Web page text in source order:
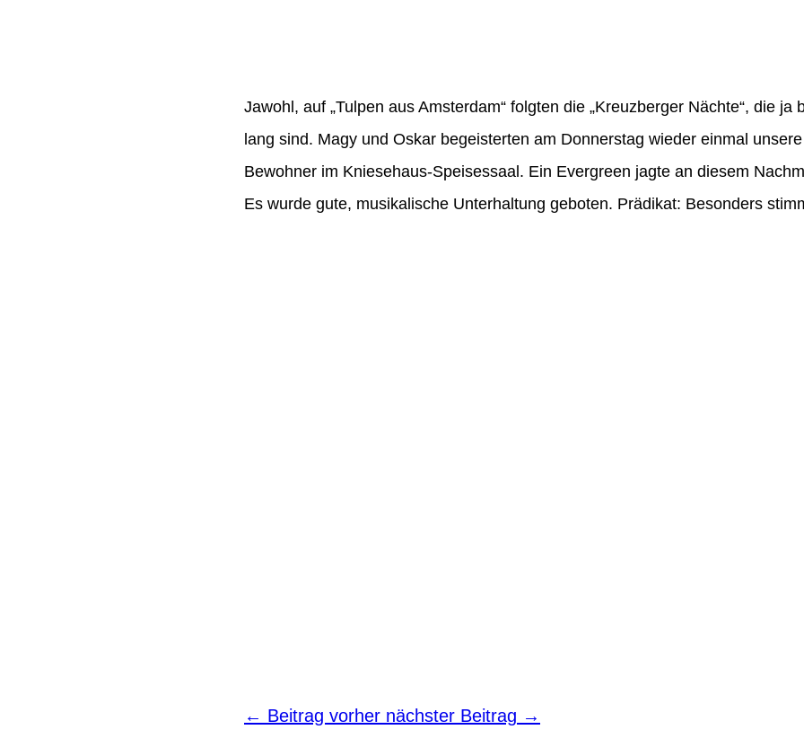
Jawohl, auf „Tulpen aus Amsterdam“ folgten die „Kreuzberger Nächte“, die ja
lang sind. Magy und Oskar begeisterten am Donnerstag wieder einmal
Bewohner im Kniesehaus-Speisessaal. Ein Evergreen jagte an diesem
Es wurde gute, musikalische Unterhaltung geboten. Prädikat: Besonders
← Beitrag vorher nächster Beitrag →